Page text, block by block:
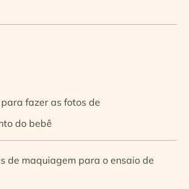
fazer as fotos de
do bebê
de maquiagem para o ensaio de